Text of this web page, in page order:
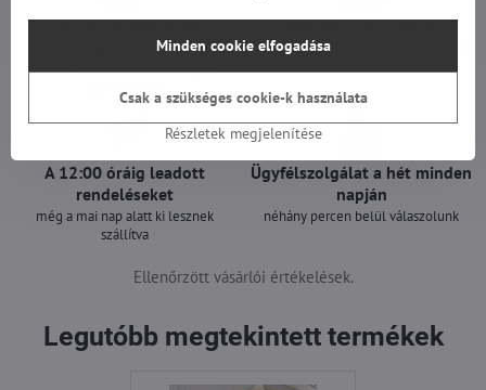
Minden termékünket
teszteljük
100%-os működőképességet
Szállítás csak 1490 Ft
25 000 Ft felett ingyenes a szállítás
A 12:00 óráig leadott
rendeléseket
még a mai nap alatt ki lesznek
szállítva
Ügyfélszolgálat a hét minden
napján
néhány percen belül válaszolunk
Ellenőrzött vásárlói értékelések.
Legutóbb megtekintett termékek
Részletek megjelenítése
Minden cookie elfogadása
Csak a szükséges cookie-k használata